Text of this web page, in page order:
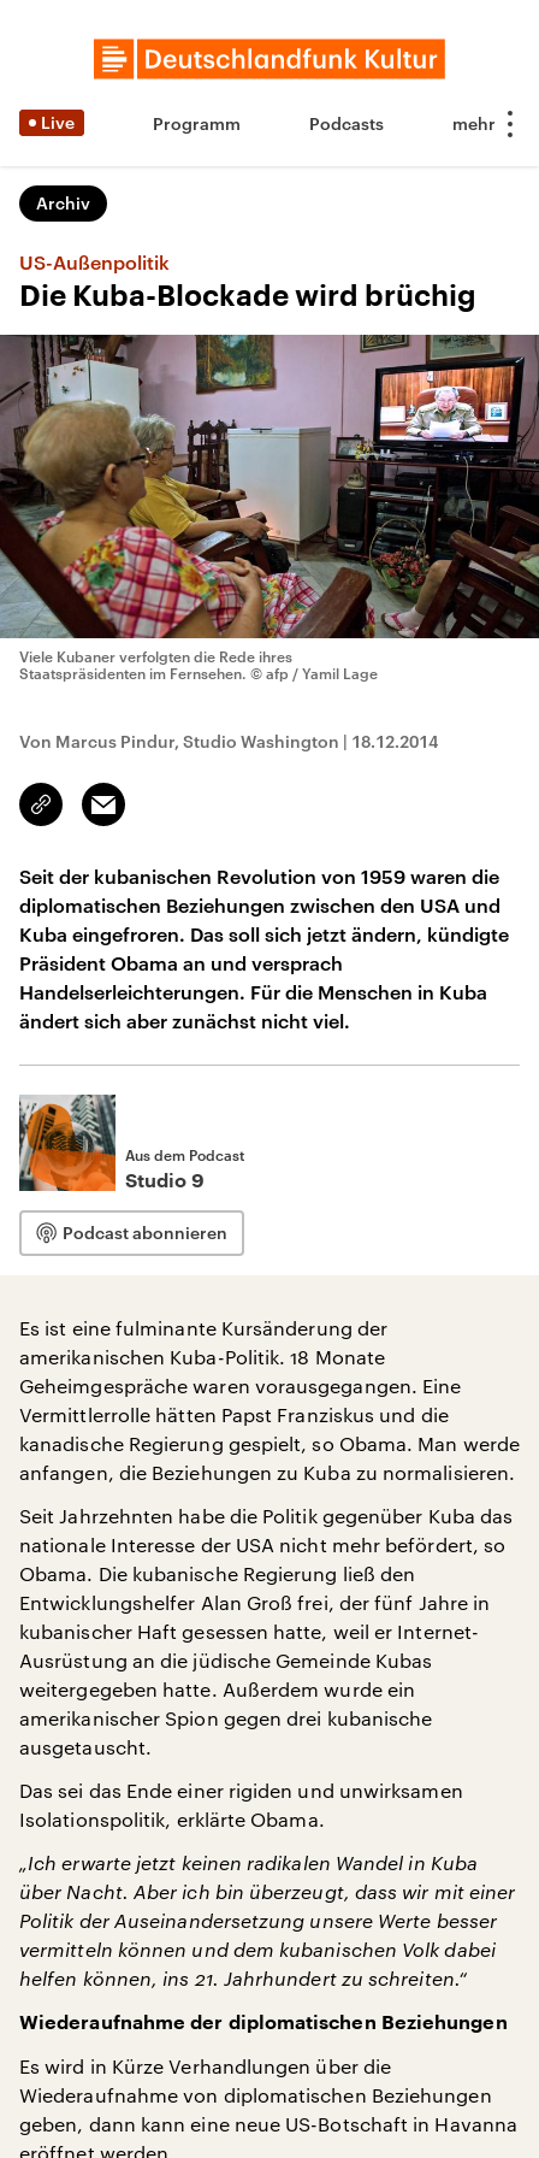
Live Programm Podcasts
Archiv
US-Außenpolitik
Die Kuba-Blockade wird brüchig
Viele Kubaner verfolgten die Rede ihres
Staatspräsidenten im Fernsehen. © afp / Yamil Lage
Von Marcus Pindur, Studio Washington | 18.12.2014
Link
kopieren/teilen
Email
Seit der kubanischen Revolution von 1959 waren die
diplomatischen Beziehungen zwischen den USA und
Kuba eingefroren. Das soll sich jetzt ändern, kündigte
Präsident Obama an und versprach
Handelserleichterungen. Für die Menschen in Kuba
ändert sich aber zunächst nicht viel.
Aus dem Podcast
Studio 9
Podcast abonnieren
Es ist eine fulminante Kursänderung der
amerikanischen Kuba-Politik. 18 Monate
Geheimgespräche waren vorausgegangen. Eine
Vermittlerrolle hätten Papst Franziskus und die
kanadische Regierung gespielt, so Obama. Man werde
anfangen, die Beziehungen zu Kuba zu normalisieren.
Seit Jahrzehnten habe die Politik gegenüber Kuba das
nationale Interesse der USA nicht mehr befördert, so
Obama. Die kubanische Regierung ließ den
Entwicklungshelfer Alan Groß frei, der fünf Jahre in
kubanischer Haft gesessen hatte, weil er Internet-
Ausrüstung an die jüdische Gemeinde Kubas
weitergegeben hatte. Außerdem wurde ein
amerikanischer Spion gegen drei kubanische
ausgetauscht.
Das sei das Ende einer rigiden und unwirksamen
Isolationspolitik, erklärte Obama.
„Ich erwarte jetzt keinen radikalen Wandel in Kuba
über Nacht. Aber ich bin überzeugt, dass wir mit einer
Politik der Auseinandersetzung unsere Werte besser
vermitteln können und dem kubanischen Volk dabei
helfen können, ins 21. Jahrhundert zu schreiten.“
Wiederaufnahme der diplomatischen Beziehungen
Es wird in Kürze Verhandlungen über die
Wiederaufnahme von diplomatischen Beziehungen
geben, dann kann eine neue US-Botschaft in Havanna
eröffnet werden.